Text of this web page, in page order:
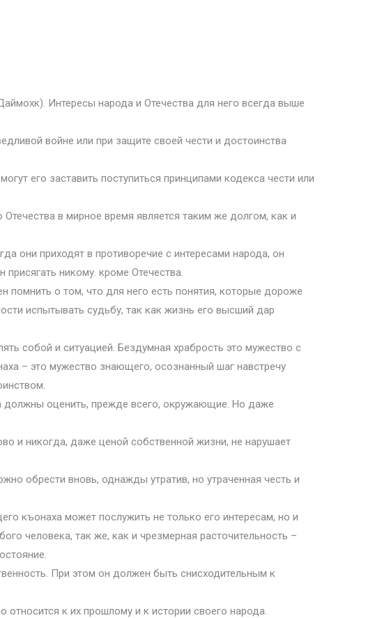
Интересы народа и Отечества для него всегда выше
войне или при защите своей чести и достоинства
его заставить поступиться принципами кодекса чести или
в мирное время является таким же долгом, как и
они приходят в противоречие с интересами народа, он
никому. кроме Отечества.
помнить о том, что для него есть понятия, которые дороже
испытывать судьбу, так как жизнь его высший дар
собой и ситуацией. Бездумная храбрость это мужество с
– это мужество знающего, осознанный шаг навстречу
должны оценить, прежде всего, окружающие. Но даже
и никогда, даже ценой собственной жизни, не нарушает
обрести вновь, однажды утратив, но утраченная честь и
къонаха может послужить не только его интересам, но и
человека, так же, как и чрезмерная расточительность –
При этом он должен быть снисходительным к
к их прошлому и к истории своего народа.